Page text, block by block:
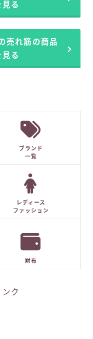
る
売れ筋の商品
る
ブランド
一覧
レディース
ファッション
財布
ク